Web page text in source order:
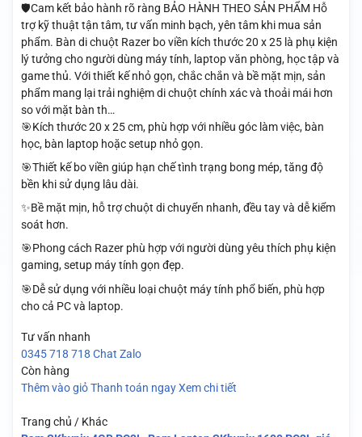
🛡️Cam kết bảo hành rõ ràng BẢO HÀNH THEO SẢN PHẨM Hỗ
trợ kỹ thuật tận tâm, tư vấn minh bạch, yên tâm khi mua sản
phẩm. Bàn di chuột Razer bo viền kích thước 20 x 25 là phụ kiện
lý tưởng cho người dùng máy tính, laptop văn phòng, học tập và
game thủ. Với thiết kế nhỏ gọn, chắc chắn và bề mặt mịn, sản
phẩm mang lại trải nghiệm di chuột chính xác và thoải mái hơn
so với mặt bàn th…
🎯Kích thước 20 x 25 cm, phù hợp với nhiều góc làm việc, bàn
học, bàn laptop hoặc setup nhỏ gọn.
🎯Thiết kế bo viền giúp hạn chế tình trạng bong mép, tăng độ
bền khi sử dụng lâu dài.
✨Bề mặt mịn, hỗ trợ chuột di chuyển nhanh, đều tay và dễ kiểm
soát hơn.
🎯Phong cách Razer phù hợp với người dùng yêu thích phụ kiện
gaming, setup máy tính gọn đẹp.
🎯Dễ sử dụng với nhiều loại chuột máy tính phổ biến, phù hợp
cho cả PC và laptop.
Tư vấn nhanh
0345 718 718 Chat Zalo
Còn hàng
Thêm vào giỏ Thanh toán ngay Xem chi tiết
Trang chủ / Khác